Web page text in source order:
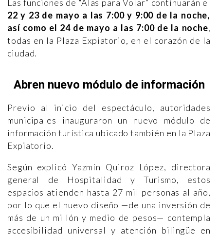
Las funciones de “Alas para Volar” continuarán el
22 y 23 de mayo a las 7:00 y 9:00 de la noche,
así como el 24 de mayo a las 7:00 de la noche,
todas en la Plaza Expiatorio, en el corazón de la
ciudad.
Abren nuevo módulo de información
Previo al inicio del espectáculo, autoridades
municipales inauguraron un nuevo módulo de
información turística ubicado también en la Plaza
Expiatorio.
Según explicó Yazmín Quiroz López, directora
general de Hospitalidad y Turismo, estos
espacios atienden hasta 27 mil personas al año,
por lo que el nuevo diseño —de una inversión de
más de un millón y medio de pesos— contempla
accesibilidad universal y atención bilingüe en